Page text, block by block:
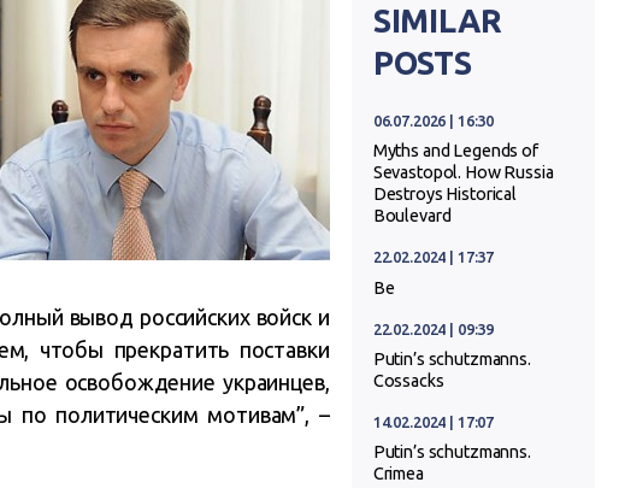
вывод российских войск и
чтобы прекратить поставки
освобождение украинцев,
по политическим мотивам”, –
SIMILAR
POSTS
06.07.2026 | 16:30
Myths and Legends of
Sevastopol. How Russia
Destroys Historical
Boulevard
22.02.2024 | 17:37
Ве
22.02.2024 | 09:39
Putin’s schutzmanns.
Cossacks
14.02.2024 | 17:07
Putin’s schutzmanns.
Crimea